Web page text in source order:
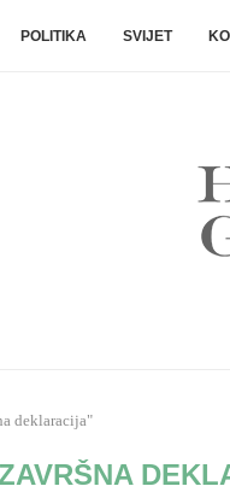
POLITIKA SVIJET
deklaracija"